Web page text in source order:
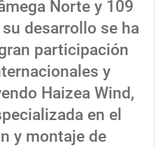
Norte y 109
desarrollo se ha
participación
y
Haizea Wind,
en el
y montaje de